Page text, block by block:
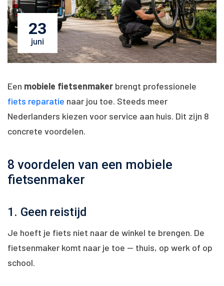
23
juni
Een mobiele fietsenmaker brengt professionele
fiets reparatie naar jou toe. Steeds meer
Nederlanders kiezen voor service aan huis. Dit zijn 8
concrete voordelen.
8 voordelen van een mobiele
fietsenmaker
1. Geen reistijd
Je hoeft je fiets niet naar de winkel te brengen. De
fietsenmaker komt naar je toe — thuis, op werk of op
school.